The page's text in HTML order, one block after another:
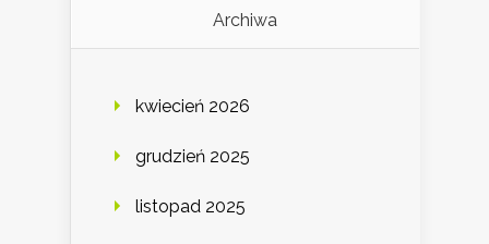
Archiwa
kwiecień 2026
grudzień 2025
listopad 2025